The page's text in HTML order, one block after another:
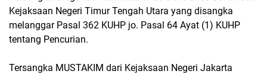
Kejaksaan Negeri Timur Tengah Utara yang disangka
melanggar Pasal 362 KUHP jo. Pasal 64 Ayat (1) KUHP
tentang Pencurian.
Tersangka MUSTAKIM dari Kejaksaan Negeri Jakarta